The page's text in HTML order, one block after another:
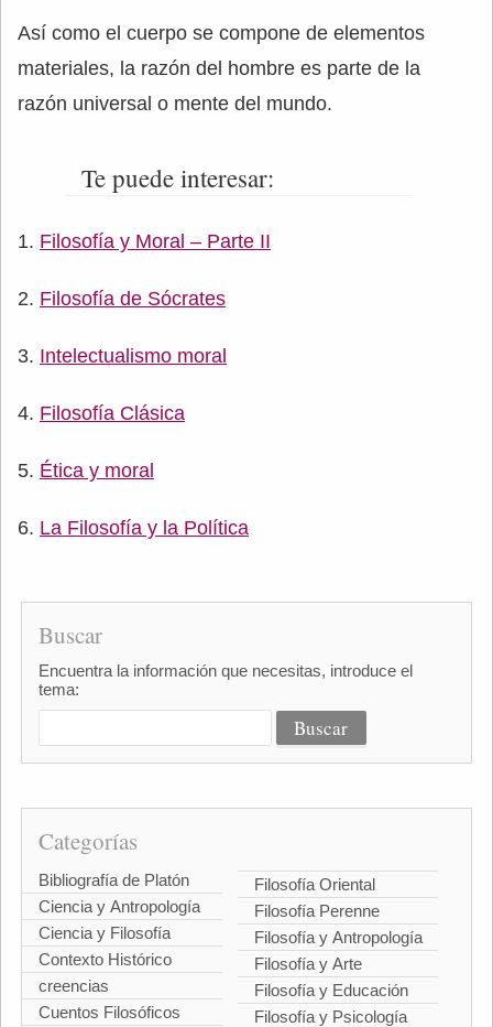
Así como el cuerpo se compone de elementos
materiales, la razón del hombre es parte de la
razón universal o mente del mundo.
Te puede interesar:
Filosofía y Moral – Parte II
Filosofía de Sócrates
Intelectualismo moral
Filosofía Clásica
Ética y moral
La Filosofía y la Política
Buscar
Encuentra la información que necesitas, introduce el
tema:
Categorías
Bibliografía de Platón
Ciencia y Antropología
Ciencia y Filosofía
Contexto Histórico
creencias
Cuentos Filosóficos
Filosofía Oriental
Filosofía Perenne
Filosofía y Antropología
Filosofía y Arte
Filosofía y Educación
Filosofía y Psicología